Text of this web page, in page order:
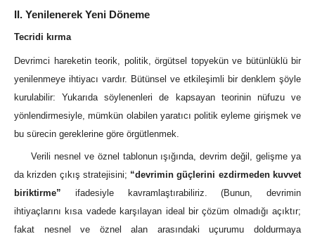
II. Yenilenerek Yeni Döneme
Tecridi kırma
Devrimci hareketin teorik, politik, örgütsel topyekün ve bütünlüklü bir
yenilenmeye ihtiyacı vardır. Bütünsel ve etkileşimli bir denklem şöyle
kurulabilir: Yukarıda söylenenleri de kapsayan teorinin nüfuzu ve
yönlendirmesiyle, mümkün olabilen yaratıcı politik eyleme girişmek ve
bu sürecin gereklerine göre örgütlenmek.
Verili nesnel ve öznel tablonun ışığında, devrim değil, gelişme ya
da krizden çıkış stratejisini; “devrimin güçlerini ezdirmeden kuvvet
biriktirme” ifadesiyle kavramlaştırabiliriz. (Bunun, devrimin
ihtiyaçlarını kısa vadede karşılayan ideal bir çözüm olmadığı açıktır;
fakat nesnel ve öznel alan arasındaki uçurumu doldurmaya